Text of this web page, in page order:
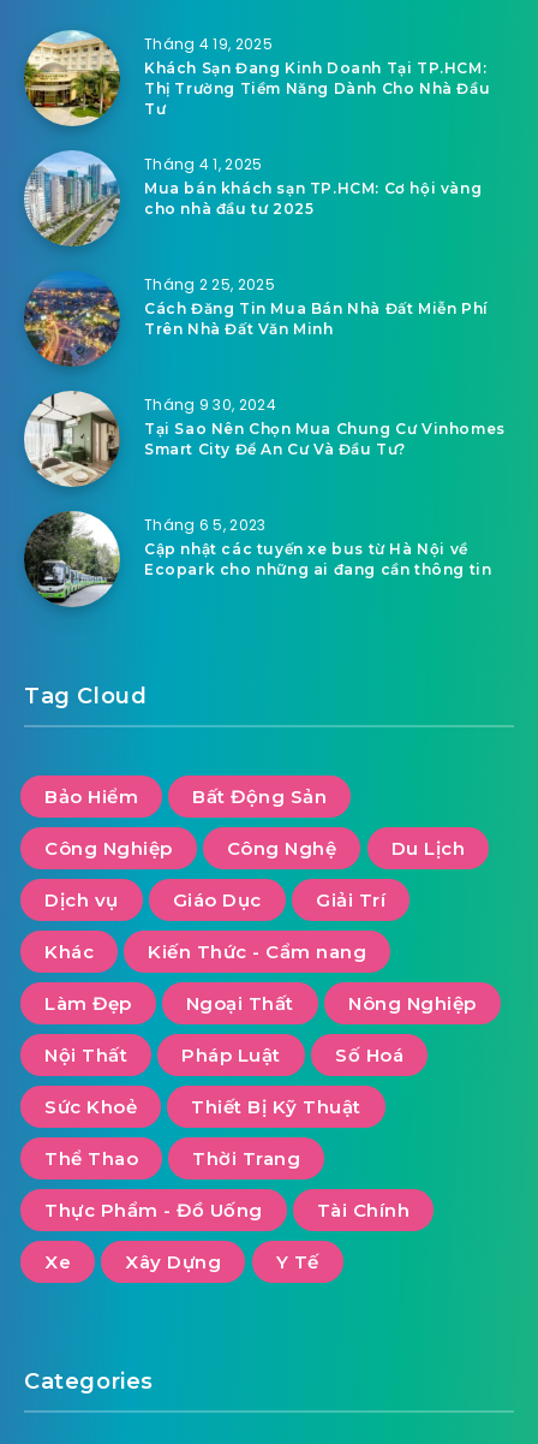
Tháng 4 19, 2025
Khách Sạn Đang Kinh Doanh Tại TP.HCM:
Thị Trường Tiềm Năng Dành Cho Nhà Đầu
Tư
Tháng 4 1, 2025
Mua bán khách sạn TP.HCM: Cơ hội vàng
cho nhà đầu tư 2025
Tháng 2 25, 2025
Cách Đăng Tin Mua Bán Nhà Đất Miễn Phí
Trên Nhà Đất Văn Minh
Tháng 9 30, 2024
Tại Sao Nên Chọn Mua Chung Cư Vinhomes
Smart City Để An Cư Và Đầu Tư?
Tháng 6 5, 2023
Cập nhật các tuyến xe bus từ Hà Nội về
Ecopark cho những ai đang cần thông tin
Tag Cloud
Bảo Hiểm Bất Động Sản
Công Nghiệp Công Nghệ Du Lịch
Dịch vụ Giáo Dục Giải Trí
Khác Kiến Thức - Cẩm nang
Làm Đẹp Ngoại Thất Nông Nghiệp
Nội Thất Pháp Luật Số Hoá
Sức Khoẻ Thiết Bị Kỹ Thuật
Thể Thao Thời Trang
Thực Phẩm - Đồ Uống Tài Chính
Xe Xây Dựng Y Tế
Categories